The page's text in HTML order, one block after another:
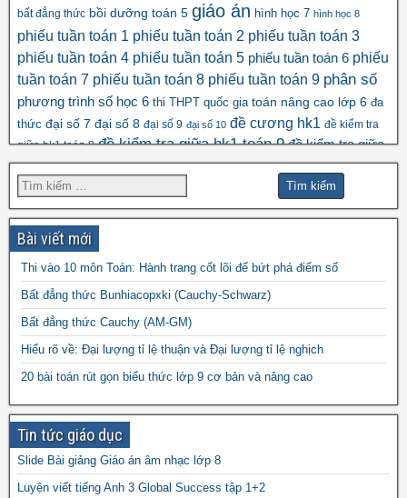
bất đẳng thức bồi dưỡng toán 5 giáo án hình học 7 hình học 8
phiếu tuần toán 1 phiếu tuần toán 2 phiếu tuần toán 3
phiếu tuần toán 4 phiếu tuần toán 5 phiếu tuần toán 6 phiếu
tuần toán 7 phiếu tuần toán 8 phiếu tuần toán 9 phân số
phương trình số học 6 thi THPT quốc gia toán nâng cao lớp 6 đa
thức đại số 7 đại số 8 đại số 9 đại số 10 đề cương hk1 đề kiểm tra
giữa hk1 toán 8 đề kiểm tra giữa hk1 toán 9 đề kiểm tra giữa
hk2 toán 9 đề kscl đề thi hk1 toán 6
đề thi hk1 toán 8 đề thi hk1 toán 9 đề thi hk2 toán
9 đề thi hsg toán 6
đề thi
hsg toán 8đề thi hsg toán 9 đề thi olympic
toán đề thi thử vào 10 đề thi toán chuyên
vào 10 môn toán năm 2022đề thi vào
10 môn toán năm 2023 đề thi vào 10 môn toán
năm 2024
Bài viết mới
Thi vào 10 môn Toán: Hành trang cốt lõi để bứt phá điểm số
Bất đẳng thức Bunhiacopxki (Cauchy-Schwarz)
Bất đẳng thức Cauchy (AM-GM)
Hiểu rõ về: Đại lượng tỉ lệ thuận và Đại lượng tỉ lệ nghịch
20 bài toán rút gọn biểu thức lớp 9 cơ bản và nâng cao
Tin tức giáo dục
Slide Bài giảng Giáo án âm nhạc lớp 8
Luyện viết tiếng Anh 3 Global Success tập 1+2